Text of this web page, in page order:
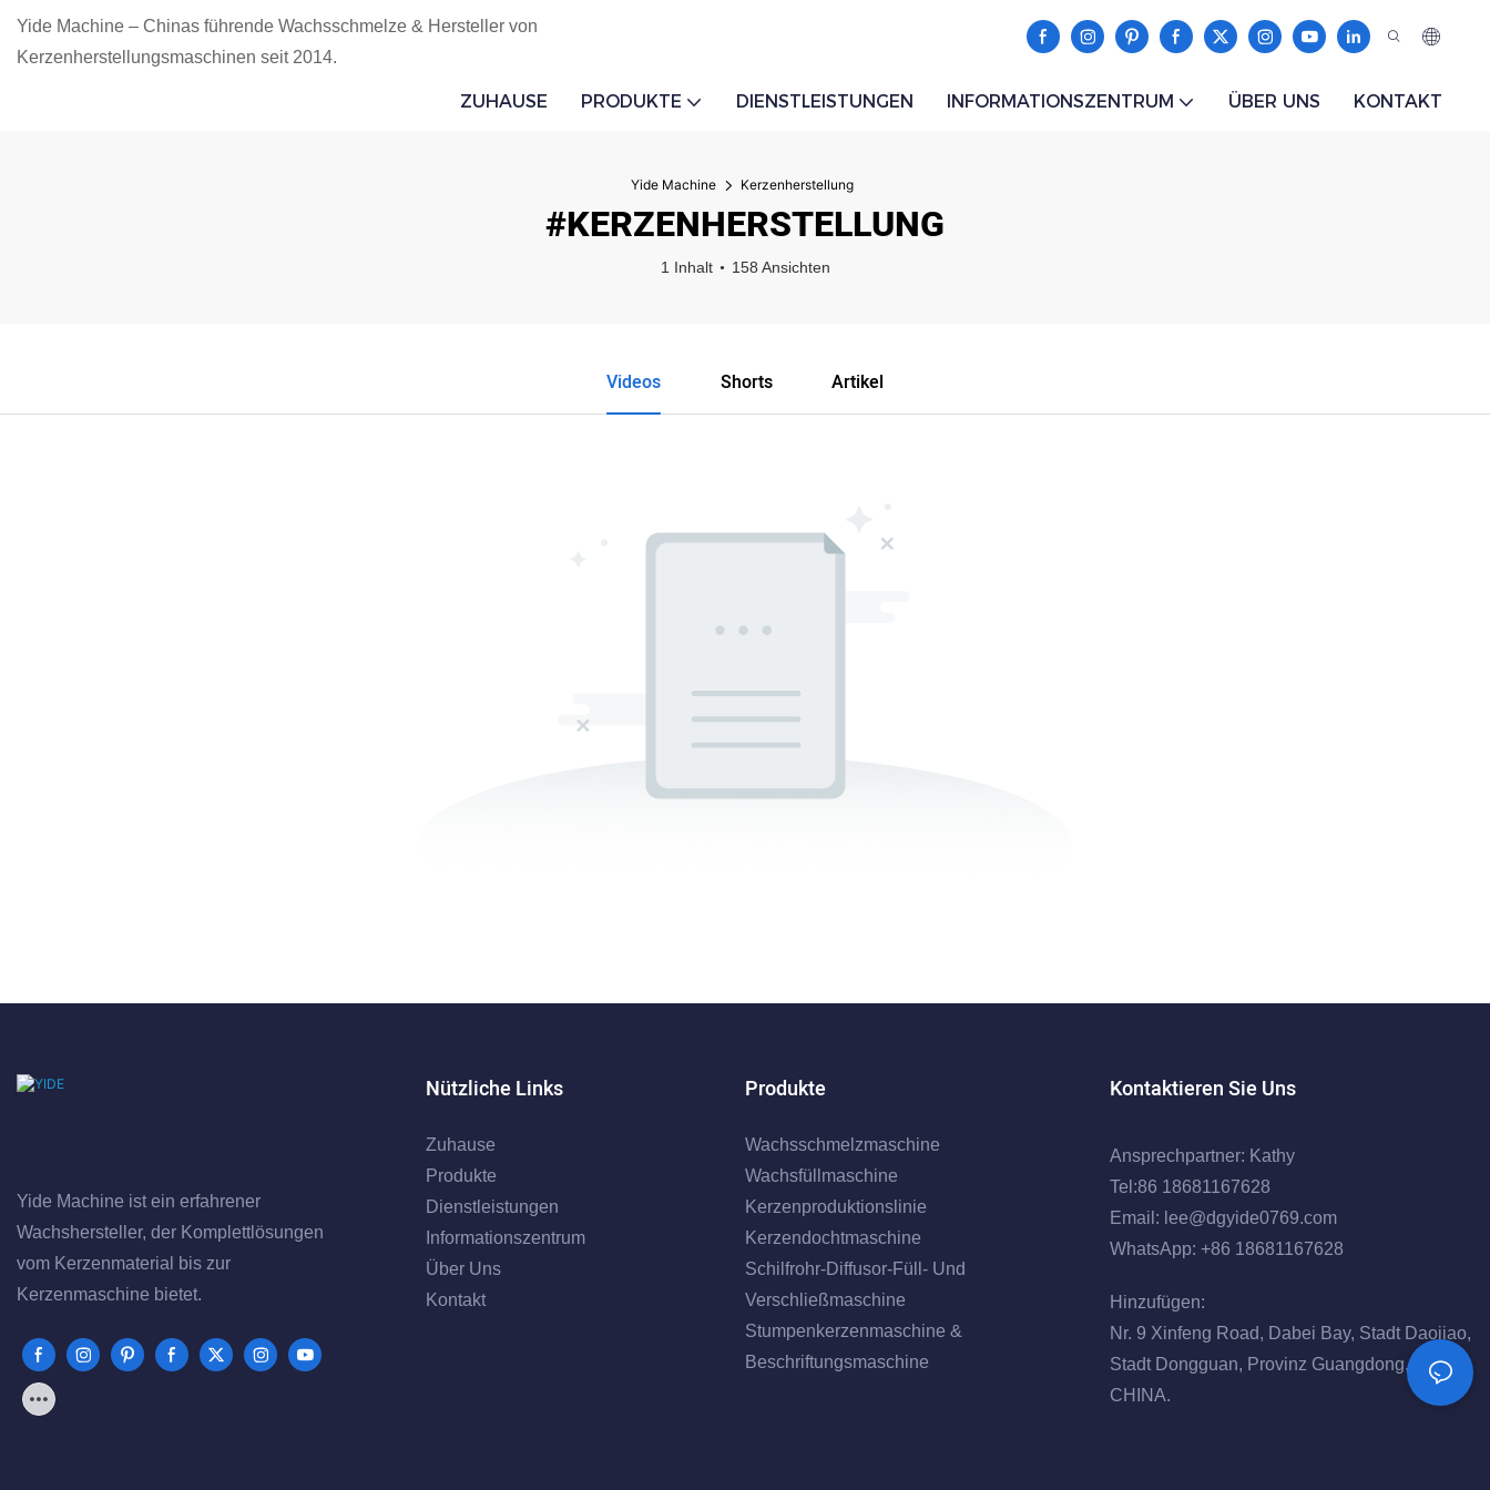
Yide Machine – Chinas führende Wachsschmelze & Hersteller von
Kerzenherstellungsmaschinen seit 2014.
ZUHAUSE PRODUKTE DIENSTLEISTUNGEN INFORMATIONSZENTRUM ÜBER UNS KONTAKT
Yide Machine Kerzenherstellung
#KERZENHERSTELLUNG
1 Inhalt 158 Ansichten
Videos Shorts Artikel
Yide Machine ist ein erfahrener
Wachshersteller, der Komplettlösungen
vom Kerzenmaterial bis zur
Kerzenmaschine bietet.
Nützliche Links
Zuhause
Produkte
Dienstleistungen
Informationszentrum
Über Uns
Kontakt
Produkte
Wachsschmelzmaschine
Wachsfüllmaschine
Kerzenproduktionslinie
Kerzendochtmaschine
Schilfrohr-Diffusor-Füll- Und
Verschließmaschine
Stumpenkerzenmaschine &
Beschriftungsmaschine
Kontaktieren Sie Uns
Ansprechpartner: Kathy
Tel:86 18681167628
Email: lee@dgyide0769.com
WhatsApp: +86 18681167628
Hinzufügen:
Nr. 9 Xinfeng Road, Dabei Bay, Stadt Daojiao,
Stadt Dongguan, Provinz Guangdong,
CHINA.